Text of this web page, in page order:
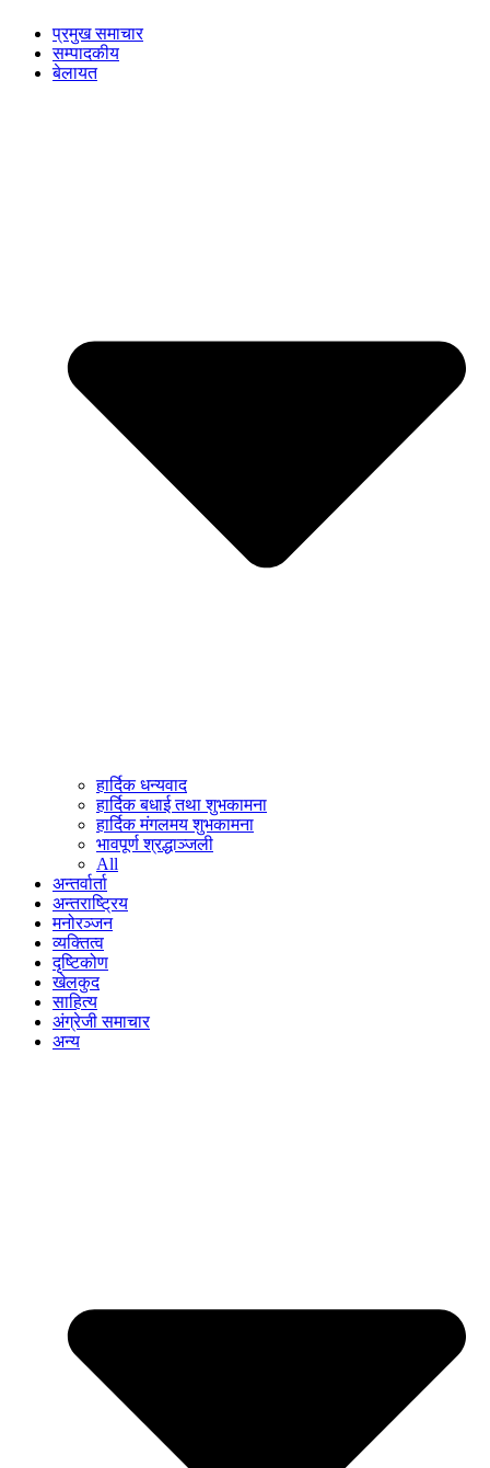
प्रमुख समाचार
सम्पादकीय
बेलायत
हार्दिक धन्यवाद
हार्दिक बधाई तथा शुभकामना
हार्दिक मंगलमय शुभकामना
भावपूर्ण श्रद्धाञ्जली
All
अन्तर्वार्ता
अन्तराष्ट्रिय
मनोरञ्जन
व्यक्तित्व
दृष्टिकोण
खेलकुद
साहित्य
अंग्रेजी समाचार
अन्य